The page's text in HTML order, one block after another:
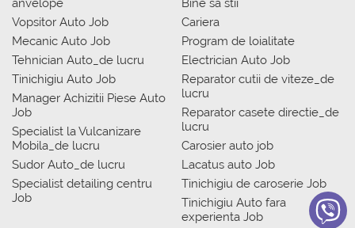
anvelope
Vopsitor Auto Job
Mecanic Auto Job
Tehnician Auto_de lucru
Tinichigiu Auto Job
Manager Achizitii Piese Auto
Job
Specialist la Vulcanizare
Mobila_de lucru
Sudor Auto_de lucru
Specialist detailing centru
Job
Bine sa stii
Cariera
Program de loialitate
Electrician Auto Job
Reparator cutii de viteze_de
lucru
Reparator casete directie_de
lucru
Carosier auto job
Lacatus auto Job
Tinichigiu de caroserie Job
Tinichigiu Auto fara
experienta Job